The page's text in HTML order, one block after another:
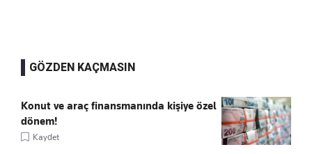
GÖZDEN KAÇMASIN
Konut ve araç finansmanında kişiye özel
dönem!
Kaydet